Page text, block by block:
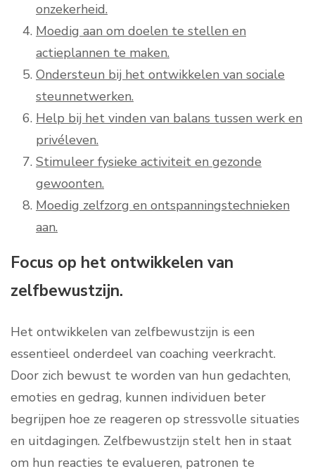
onzekerheid.
Moedig aan om doelen te stellen en
actieplannen te maken.
Ondersteun bij het ontwikkelen van sociale
steunnetwerken.
Help bij het vinden van balans tussen werk en
privéleven.
Stimuleer fysieke activiteit en gezonde
gewoonten.
Moedig zelfzorg en ontspanningstechnieken
aan.
Focus op het ontwikkelen van
zelfbewustzijn.
Het ontwikkelen van zelfbewustzijn is een
essentieel onderdeel van coaching veerkracht.
Door zich bewust te worden van hun gedachten,
emoties en gedrag, kunnen individuen beter
begrijpen hoe ze reageren op stressvolle situaties
en uitdagingen. Zelfbewustzijn stelt hen in staat
om hun reacties te evalueren, patronen te